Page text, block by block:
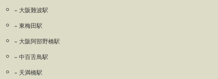
大阪難波駅
東梅田駅
大阪阿部野橋駅
中百舌鳥駅
天満橋駅